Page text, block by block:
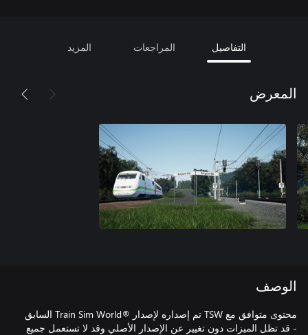
التفاصيل المراجعات المزيد
المعرض
الوصف
محتوى متوافق مع TSW تم إصداره لإصدار ®Train Sim World السابق
- قد تظل الميزات دون تغيير عن الإصدار الأصلي وقد لا تستعمل جميع